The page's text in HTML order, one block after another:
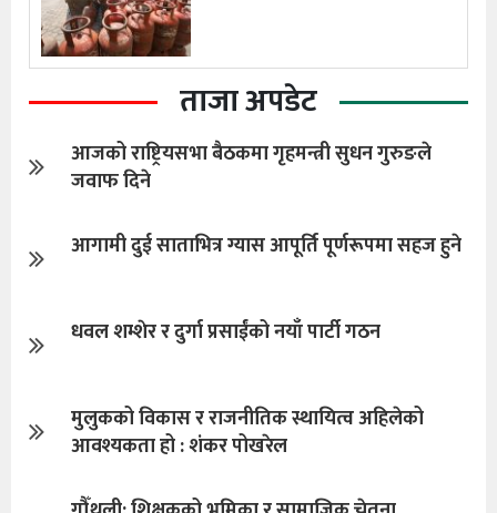
ताजा अपडेट
आजको राष्ट्रियसभा बैठकमा गृहमन्त्री सुधन गुरुङले
जवाफ दिने
आगामी दुई साताभित्र ग्यास आपूर्ति पूर्णरूपमा सहज हुने
धवल शम्शेर र दुर्गा प्रसाईंको नयाँ पार्टी गठन
मुलुकको विकास र राजनीतिक स्थायित्व अहिलेको
आवश्यकता हो : शंकर पोखरेल